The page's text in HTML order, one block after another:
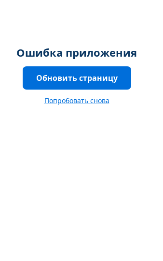
Ошибка приложения
Обновить страницу
Попробовать снова